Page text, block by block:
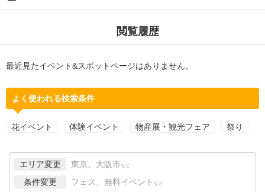
閲覧履歴
最近見たイベント&スポットページはありません。
よく使われる検索条件
花イベント 体験イベント 物産展・観光フェア 祭り
エリア変更 東京、大阪市 など
条件変更 フェス、無料イベント など